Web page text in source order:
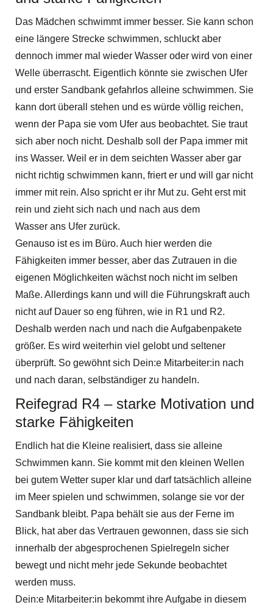
Das Mädchen schwimmt immer besser. Sie kann schon
eine längere Strecke schwimmen, schluckt aber
dennoch immer mal wieder Wasser oder wird von einer
Welle überrascht. Eigentlich könnte sie zwischen Ufer
und erster Sandbank gefahrlos alleine schwimmen. Sie
kann dort überall stehen und es würde völlig reichen,
wenn der Papa sie vom Ufer aus beobachtet. Sie traut
sich aber noch nicht. Deshalb soll der Papa immer mit
ins Wasser. Weil er in dem seichten Wasser aber gar
nicht richtig schwimmen kann, friert er und will gar nicht
immer mit rein. Also spricht er ihr Mut zu. Geht erst mit
rein und zieht sich nach und nach aus dem
Wasser ans Ufer zurück.
Genauso ist es im Büro. Auch hier werden die
Fähigkeiten immer besser, aber das Zutrauen in die
eigenen Möglichkeiten wächst noch nicht im selben
Maße. Allerdings kann und will die Führungskraft auch
nicht auf Dauer so eng führen, wie in R1 und R2.
Deshalb werden nach und nach die Aufgabenpakete
größer. Es wird weiterhin viel gelobt und seltener
überprüft. So gewöhnt sich Dein:e Mitarbeiter:in nach
und nach daran, selbständiger zu handeln.
Reifegrad R4 – starke Motivation und
starke Fähigkeiten
Endlich hat die Kleine realisiert, dass sie alleine
Schwimmen kann. Sie kommt mit den kleinen Wellen
bei gutem Wetter super klar und darf tatsächlich alleine
im Meer spielen und schwimmen, solange sie vor der
Sandbank bleibt. Papa behält sie aus der Ferne im
Blick, hat aber das Vertrauen gewonnen, dass sie sich
innerhalb der abgesprochenen Spielregeln sicher
bewegt und nicht mehr jede Sekunde beobachtet
werden muss.
Dein:e Mitarbeiter:in bekommt ihre Aufgabe in diesem